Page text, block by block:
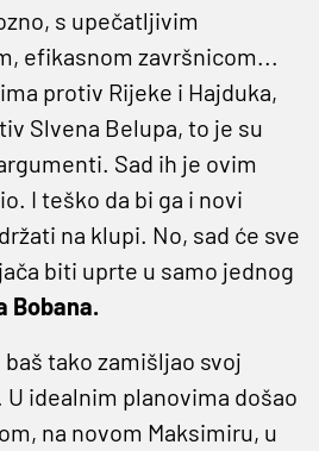
s upečatljivim
efikasnom završnicom...
protiv Rijeke i Hajduka,
Slvena Belupa, to je su
Sad ih je ovim
I teško da bi ga i novi
na klupi. No, sad će sve
biti uprte u samo jednog
Bobana.
tako zamišljao svoj
U idealnim planovima došao
na novom Maksimiru, u